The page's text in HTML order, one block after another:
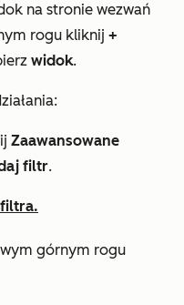
na stronie wezwań
rogu kliknij +
widok.
Zaawansowane
filtr.
górnym rogu